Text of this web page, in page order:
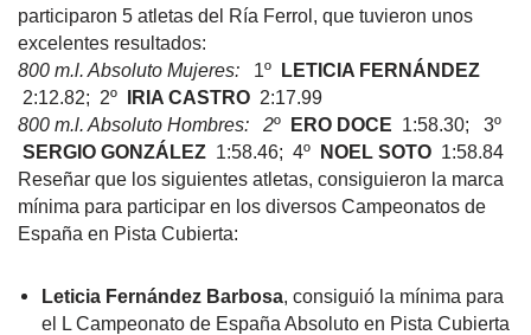
participaron 5 atletas del Ría Ferrol, que tuvieron unos
excelentes resultados:
800 m.l. Absoluto Mujeres: 1º
LETICIA FERNÁNDEZ
2:12.82; 2º
IRIA CASTRO 2:17.99
800 m.l. Absoluto Hombres: 2º ERO DOCE 1:58.30; 3º
SERGIO GONZÁLEZ 1:58.46; 4º NOEL SOTO 1:58.84
Reseñar que los siguientes atletas, consiguieron la marca
mínima para participar en los diversos Campeonatos de
España en Pista Cubierta:
Leticia Fernández Barbosa​, consiguió la mínima para
el L Campeonato de España Absoluto en Pista Cubierta